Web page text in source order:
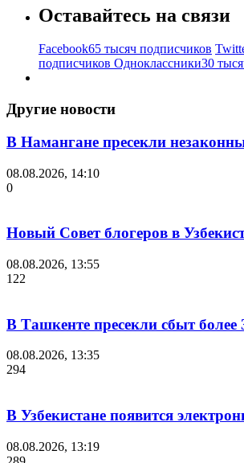
Оставайтесь на связи
Facebook65 тысяч подписчиков
подписчиков Одноклассники30
Другие новости
В Намангане пресекли
08.08.2026, 14:10
0
Новый Совет блогеров в
08.08.2026, 13:55
122
В Ташкенте пресекли сбыт
08.08.2026, 13:35
294
В Узбекистане появится
08.08.2026, 13:19